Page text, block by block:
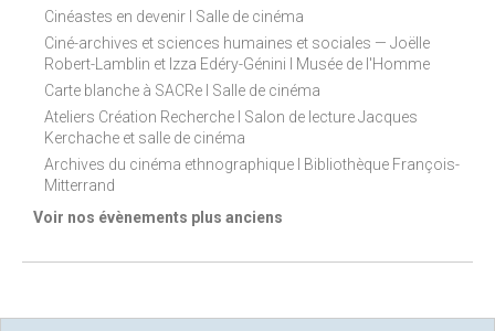
Cinéastes en devenir I Salle de cinéma
Ciné-archives et sciences humaines et sociales — Joëlle
Robert-Lamblin et Izza Edéry-Génini I Musée de l'Homme
Carte blanche à SACRe I Salle de cinéma
Ateliers Création Recherche I Salon de lecture Jacques
Kerchache et salle de cinéma
Archives du cinéma ethnographique I Bibliothèque François-
Mitterrand
Voir nos évènements plus anciens